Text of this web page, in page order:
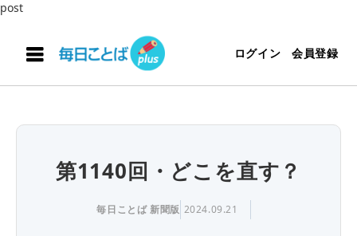
post
ログイン 会員登録
第1140回・どこを直す？
毎日ことば 新聞版 2024.09.21